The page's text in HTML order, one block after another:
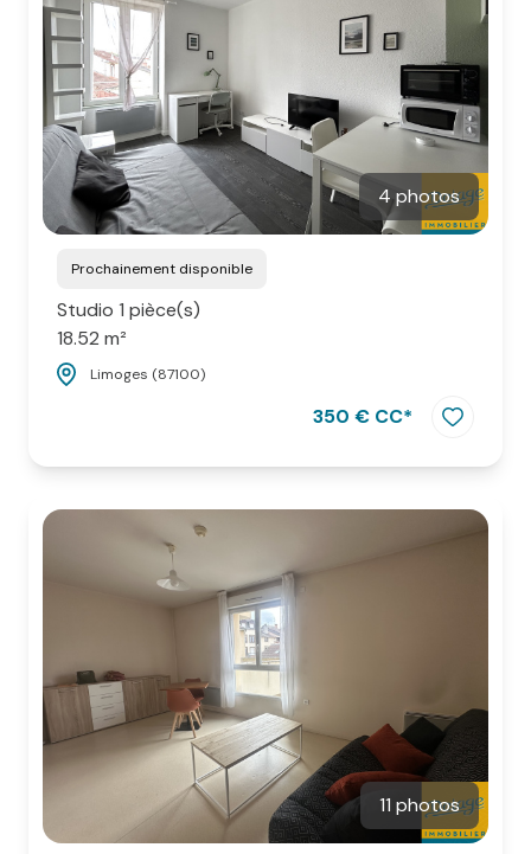
4 photos
Prochainement disponible
Studio 1 pièce(s)
18.52 m²
Limoges (87100)
350 € CC*
11 photos